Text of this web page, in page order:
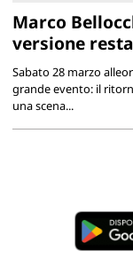
Marco
versione
Sabato 28 marzo
grande evento: il
una scena...